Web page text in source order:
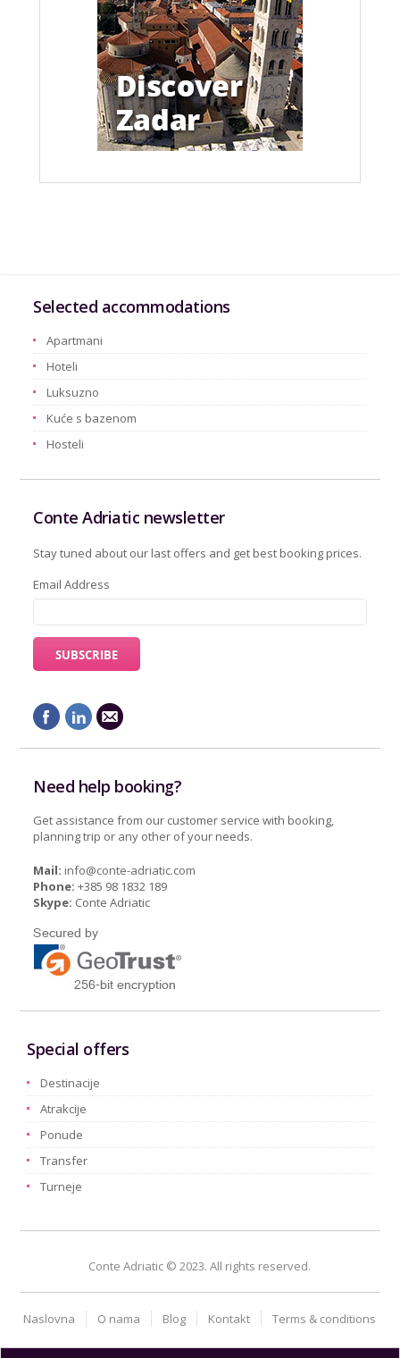
Selected accommodations
Apartmani
Hoteli
Luksuzno
Kuće s bazenom
Hosteli
Conte Adriatic newsletter
Stay tuned about our last offers and get best booking prices.
Email Address
Need help booking?
Get assistance from our customer service with booking,
planning trip or any other of your needs.
Mail: info@conte-adriatic.com
Phone: +385 98 1832 189
Skype: Conte Adriatic
Special offers
Destinacije
Atrakcije
Ponude
Transfer
Turneje
Conte Adriatic © 2023. All rights reserved.
Naslovna O nama Blog Kontakt Terms & conditions